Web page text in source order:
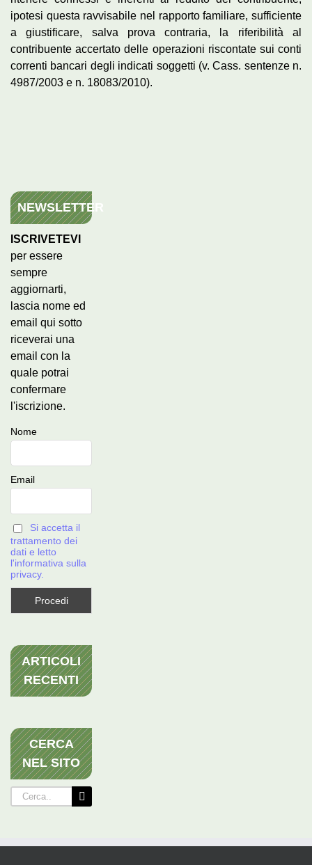
ipotesi questa ravvisabile nel rapporto familiare, sufficiente
a giustificare, salva prova contraria, la riferibilità al
contribuente accertato delle operazioni riscontate sui conti
correnti bancari degli indicati soggetti (v. Cass. sentenze n.
4987/2003 e n. 18083/2010).
NEWSLETTER
ISCRIVETEVI
per essere
sempre
aggiornarti,
lascia nome ed
email qui sotto
riceverai una
email con la
quale potrai
confermare
l'iscrizione.
Nome
Email
Si accetta il
trattamento dei
dati e letto
l'informativa sulla
privacy.
ARTICOLI
RECENTI
CERCA
NEL SITO
Cerca
per: